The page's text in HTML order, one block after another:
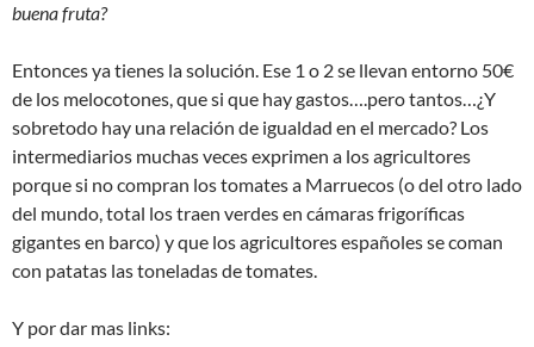
buena fruta?
Entonces ya tienes la solución. Ese 1 o 2 se llevan entorno 50€
de los melocotones, que si que hay gastos….pero tantos…¿Y
sobretodo hay una relación de igualdad en el mercado? Los
intermediarios muchas veces exprimen a los agricultores
porque si no compran los tomates a Marruecos (o del otro lado
del mundo, total los traen verdes en cámaras frigoríficas
gigantes en barco) y que los agricultores españoles se coman
con patatas las toneladas de tomates.
Y por dar mas links: